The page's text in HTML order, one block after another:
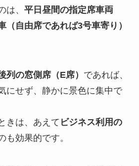
は、 平日昼間の指定席車両
（自由席であれば3号車寄り）
列の窓側席（E席） であれば、
にせず、静かに景色に集中で
きは、あえて ビジネス利用の
も効果的です。